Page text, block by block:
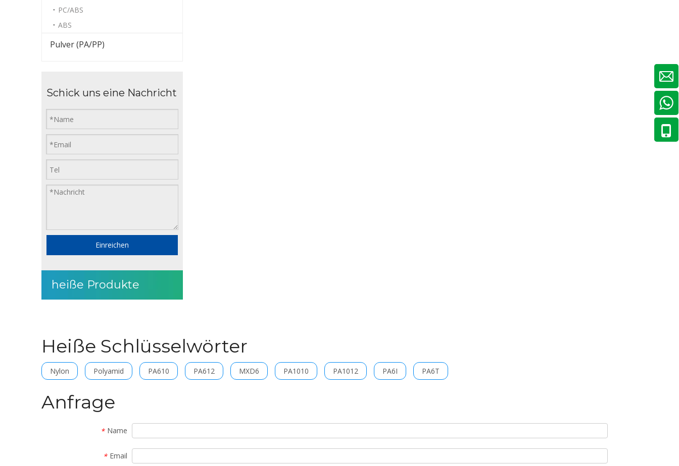
PC/ABS
ABS
Pulver (PA/PP)
Schick uns eine Nachricht
Einreichen
heiße Produkte
Heiße Schlüsselwörter
Nylon Polyamid PA610 PA612 MXD6 PA1010 PA1012 PA6I PA6T
Anfrage
* Name
* Email